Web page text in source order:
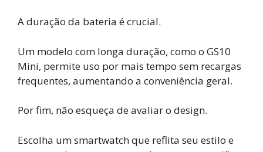
A duração da bateria é crucial.
Um modelo com longa duração, como o GS10
Mini, permite uso por mais tempo sem recargas
frequentes, aumentando a conveniência geral.
Por fim, não esqueça de avaliar o design.
Escolha um smartwatch que reflita seu estilo e